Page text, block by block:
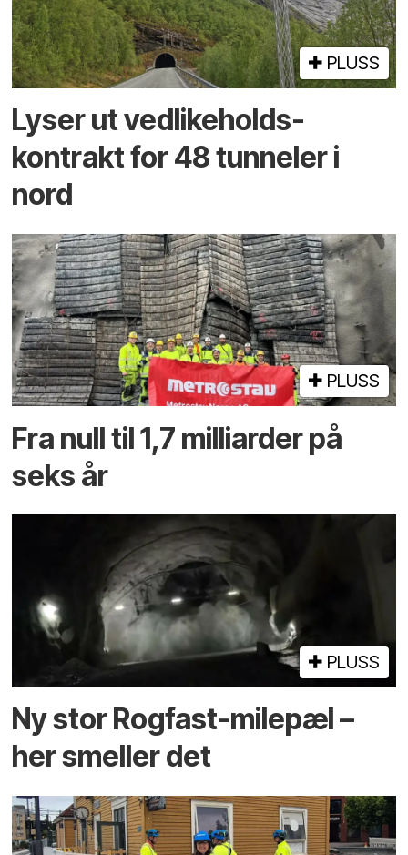
PLUSS
Lyser ut vedlikeholds­
kontrakt for 48 tunneler i
nord
PLUSS
Fra null til 1,7 milliarder på
seks år
PLUSS
Ny stor Rogfast-milepæl –
her smeller det